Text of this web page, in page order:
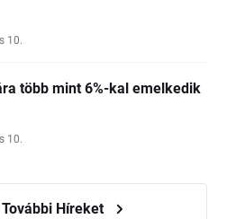
10.
több mint 6%-kal emelkedik
10.
Híreket